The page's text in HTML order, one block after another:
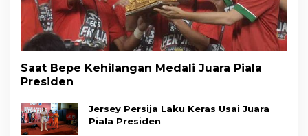
Saat Bepe Kehilangan Medali Juara Piala
Presiden
Jersey Persija Laku Keras Usai Juara
Piala Presiden